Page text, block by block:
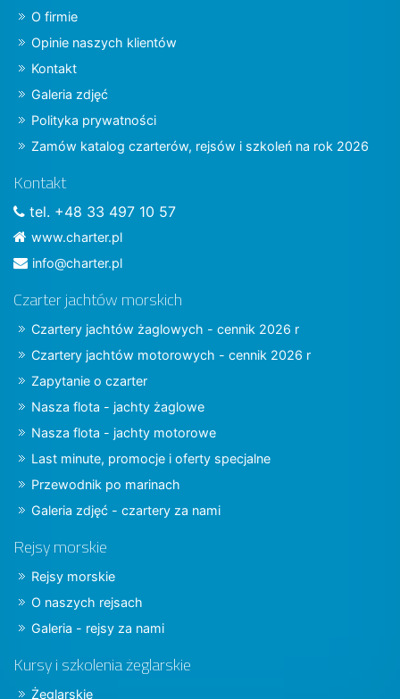
O firmie
Opinie naszych klientów
Kontakt
Galeria zdjęć
Polityka prywatności
Zamów katalog czarterów, rejsów i szkoleń na rok 2026
Kontakt
tel. +48 33 497 10 57
www.charter.pl
info@charter.pl
Czarter jachtów morskich
Czartery jachtów żaglowych - cennik 2026 r
Czartery jachtów motorowych - cennik 2026 r
Zapytanie o czarter
Nasza flota - jachty żaglowe
Nasza flota - jachty motorowe
Last minute, promocje i oferty specjalne
Przewodnik po marinach
Galeria zdjęć - czartery za nami
Rejsy morskie
Rejsy morskie
O naszych rejsach
Galeria - rejsy za nami
Kursy i szkolenia żeglarskie
Żeglarskie